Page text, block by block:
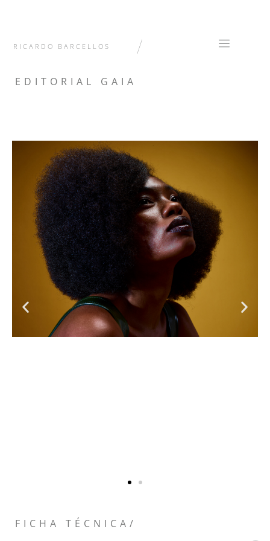
RICARDO BARCELLOS /
EDITORIAL GAIA
FICHA TÉCNICA/